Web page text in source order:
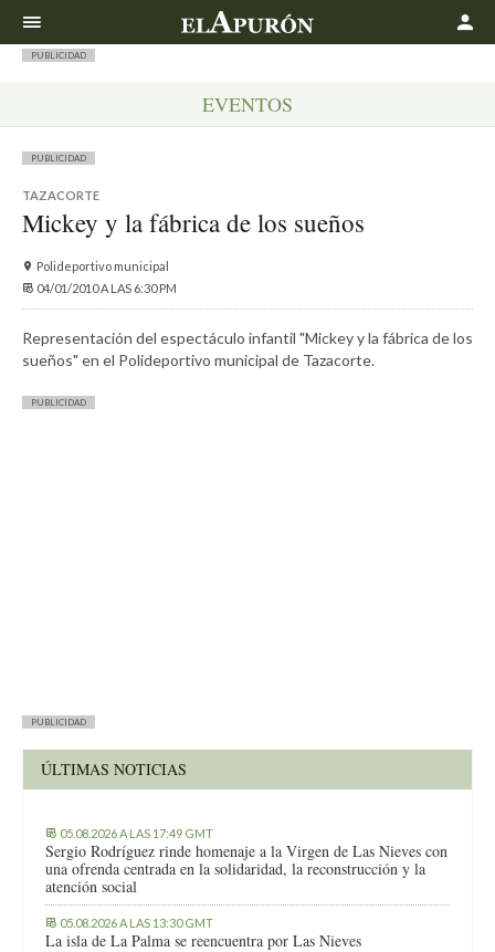
PUBLICIDAD
EVENTOS
PUBLICIDAD
TAZACORTE
Mickey y la fábrica de los sueños
Polideportivo municipal
04/01/2010 A LAS 6:30 PM
Representación del espectáculo infantil "Mickey y la fábrica de los
sueños" en el Polideportivo municipal de Tazacorte.
PUBLICIDAD
PUBLICIDAD
ÚLTIMAS NOTICIAS
05.08.2026 A LAS 17:49 GMT
Sergio Rodríguez rinde homenaje a la Virgen de Las Nieves con
una ofrenda centrada en la solidaridad, la reconstrucción y la
atención social
05.08.2026 A LAS 13:30 GMT
La isla de La Palma se reencuentra por Las Nieves